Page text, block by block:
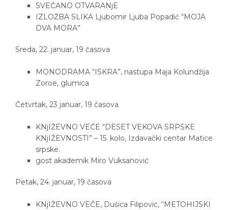
SVEČANO OTVARANjE
IZLOŽBA SLIKA Ljubomir Ljuba Popadić “MOJA
DVA MORA”
Sreda, 22. januar, 19 časova
MONODRAMA “ISKRA”, nastupa Maja Kolundžija
Zoroe, glumica
Četvrtak, 23 januar, 19 časova
KNjIŽEVNO VEČE “DESET VEKOVA SRPSKE
KNjIŽEVNOSTI” – 15. kolo, Izdavački centar Matice
srpske.
gost akademik Miro Vuksanović
Petak, 24. januar, 19 časova
KNjIŽEVNO VEČE, Dušica Filipović, “METOHIJSKI